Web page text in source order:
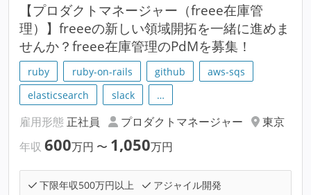
【プロダクトマネージャー（freee在庫管
理）】freeeの新しい領域開拓を一緒に進めま
せんか？freee在庫管理のPdMを募集！
ruby ruby-on-rails github
aws-sqs
elasticsearch
slack …
雇用形態 正社員 プロダクトマネージャー
東京
年収 600万円 〜 1,050万円
下限年収500万円以上
アジャイル開発